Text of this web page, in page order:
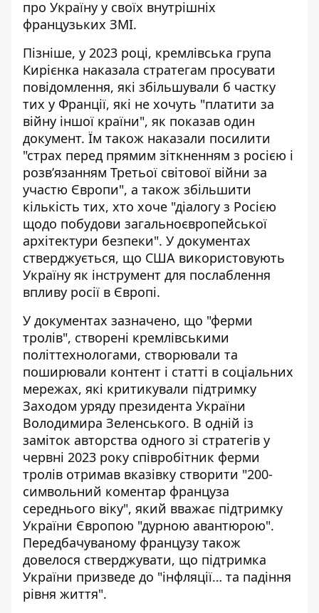
про Україну у своїх внутрішніх
французьких ЗМІ.
Пізніше, у 2023 році, кремлівська група
Кирієнка наказала стратегам просувати
повідомлення, які збільшували б частку
тих у Франції, які не хочуть "платити за
війну іншої країни", як показав один
документ. Їм також наказали посилити
"страх перед прямим зіткненням з росією і
розв’язанням Третьої світової війни за
участю Європи", а також збільшити
кількість тих, хто хоче "діалогу з Росією
щодо побудови загальноєвропейської
архітектури безпеки". У документах
стверджується, що США використовують
Україну як інструмент для послаблення
впливу росії в Європі.
У документах зазначено, що "ферми
тролів", створені кремлівськими
політтехнологами, створювали та
поширювали контент і статті в соціальних
мережах, які критикували підтримку
Заходом уряду президента України
Володимира Зеленського. В одній із
заміток авторства одного зі стратегів у
червні 2023 року співробітник ферми
тролів отримав вказівку створити "200-
символьний коментар француза
середнього віку", який вважає підтримку
України Європою "дурною авантюрою".
Передбачуваному французу також
довелося стверджувати, що підтримка
України призведе до "інфляції… та падіння
рівня життя".